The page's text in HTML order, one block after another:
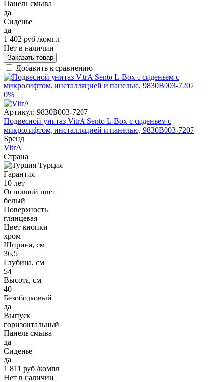
Панель смыва
да
Сиденье
да
1 402 руб /компл
Нет в наличии
Заказать товар
Добавить к сравнению
0%
Артикул: 9830B003-7207
Подвесной унитаз VitrA Sento L-Box с сиденьем с
микролифтом, инсталляцией и панелью, 9830B003-7207
Бренд
VitrA
Страна
Турция
Гарантия
10 лет
Основной цвет
белый
Поверхность
глянцевая
Цвет кнопки
хром
Ширина, см
36,5
Глубина, см
54
Высота, см
40
Безободковый
да
Выпуск
горизонтальный
Панель смыва
да
Сиденье
да
1 811 руб /компл
Нет в наличии